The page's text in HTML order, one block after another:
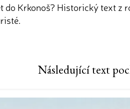
do Krkonoš? Historický text z
Následující text